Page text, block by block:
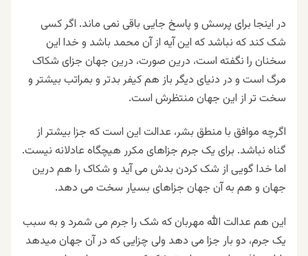
در اینجا برای پرسش و پاسخ جایی باقی نمی ماند. اگر کسی
شک کند که نباشد که این آیه از آن محمد باشد و خدا این
سخنان را نگفته است، درین صورت، درین جهان جزای شکاک
مرگ است و در دنیای دیگر باز هم کیفر بدتر و بمراتب بیشتر و
سخت تر از این جهان منتظرش است.
اگرچه موافق با منطق بشر، عدالت این است که جزا بیشتر از
گناه نباشد. برای یک جرم جزاهای مکرر هیچگاه عادلانه نیست.
اما خدا گویی از شک کردن بدش می آید و شکاک را هم درین
جهان و هم به آن جهان جزاهای بسیار سخت می دهد.
این هم عدالت الله مهربان که شک را جرم می شمرد و به سبب
یک جرم، دو بار جزا می دهد ولی چزایی که در آن جهان میدهد